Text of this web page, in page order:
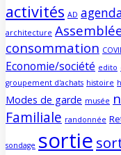
activités AD
architecture
consommation
Economie/société edito
groupement d'achats histoire
Modes de garde musée
Familiale randonnée
sondage sortie